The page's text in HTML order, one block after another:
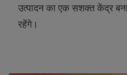
उत्पादन का एक सशक्त केंद्र
रहेंगे।